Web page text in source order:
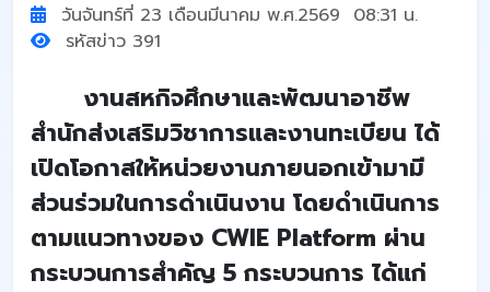
วันจันทร์ที่ 23 เดือนมีนาคม พ.ศ.2569 08:31 น.
รหัสข่าว 391
งานสหกิจศึกษาและพัฒนาอาชีพ
สำนักส่งเสริมวิชาการและงานทะเบียน ได้
เปิดโอกาสให้หน่วยงานภายนอกเข้ามามี
ส่วนร่วมในการดำเนินงาน โดยดำเนินการ
ตามแนวทางของ CWIE Platform ผ่าน
กระบวนการสำคัญ 5 กระบวนการ ได้แก่